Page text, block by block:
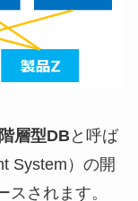
階層型DBと呼ば
System）の開
されます。